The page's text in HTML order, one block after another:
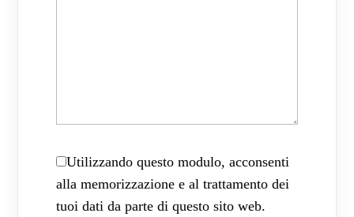
Utilizzando questo modulo, acconsenti
alla memorizzazione e al trattamento dei
tuoi dati da parte di questo sito web.